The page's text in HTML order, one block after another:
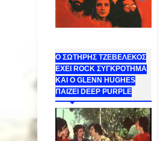
Ο ΣΩΤΗΡΗΣ ΤΖΕΒΕΛΕΚΟΣ
ΕΧΕΙ ROCK ΣΥΓΚΡΟΤΗΜΑ
ΚΑΙ Ο GLENN HUGHES
ΠΑΙΖΕΙ DEEP PURPLE